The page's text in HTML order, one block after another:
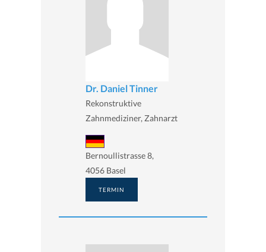
Dr. Daniel Tinner
Rekonstruktive
Zahnmediziner, Zahnarzt
Bernoullistrasse 8,
4056 Basel
TERMIN